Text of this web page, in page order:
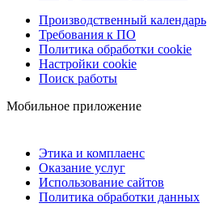
Производственный календарь
Требования к ПО
Политика обработки cookie
Настройки cookie
Поиск работы
Мобильное приложение
Этика и комплаенс
Оказание услуг
Использование сайтов
Политика обработки данных